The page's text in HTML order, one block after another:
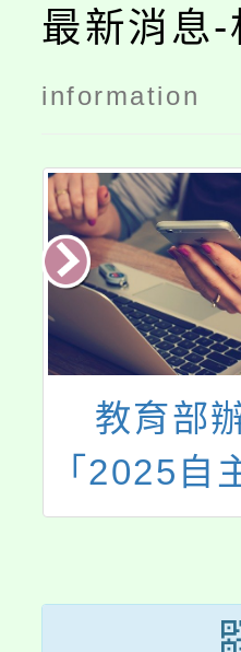
最新消息-
information
教育部
「2025自
節」